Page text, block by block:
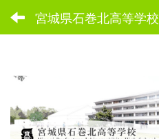
宮城県石巻北高等学校